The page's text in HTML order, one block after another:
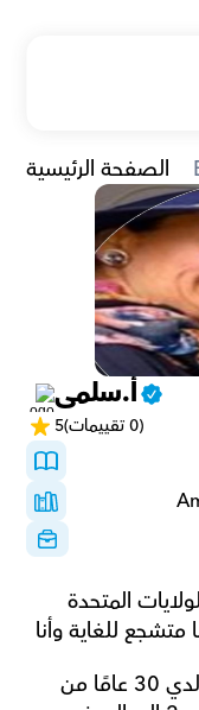
الصفحة الرئيسية
أ.سلمى
5 (0 تقييمات)
متشجع للغاية وأنا